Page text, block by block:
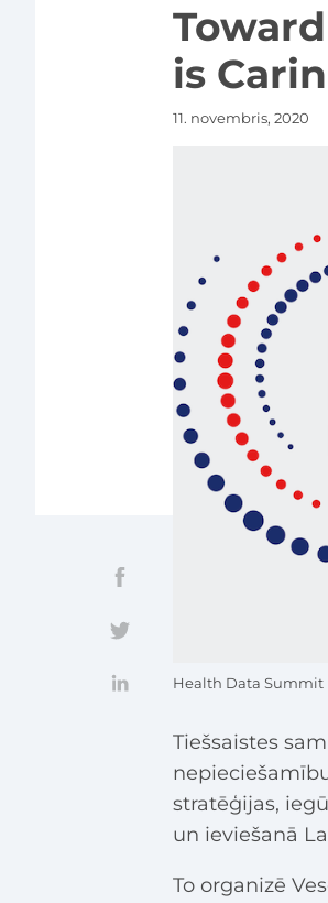
is
11. novembris, 2020
Tiešsaistes
stratēģijas,
un ieviešanā
To organizē
Health Data Summit